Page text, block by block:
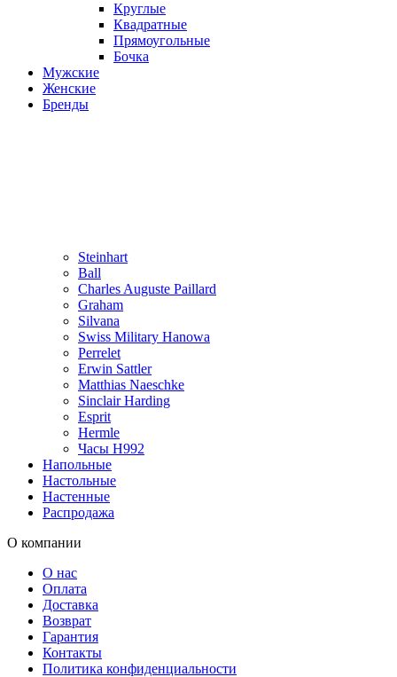
Круглые
Квадратные
Прямоугольные
Бочка
Мужские
Женские
Бренды
Steinhart
Ball
Charles Auguste Paillard
Graham
Silvana
Swiss Military Hanowa
Perrelet
Erwin Sattler
Matthias Naeschke
Sinclair Harding
Esprit
Hermle
Часы H992
Напольные
Настольные
Настенные
Распродажа
О компании
О нас
Оплата
Доставка
Возврат
Гарантия
Контакты
Политика конфиденциальности